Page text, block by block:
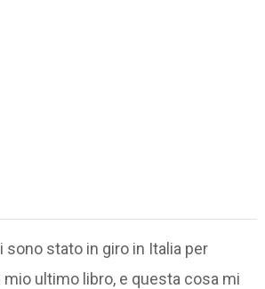
sono stato in giro in Italia per
ultimo libro, e questa cosa mi